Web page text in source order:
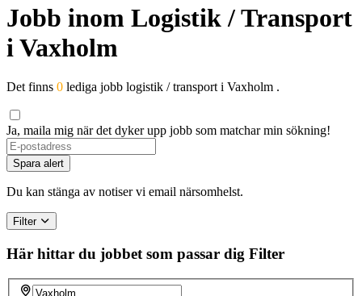
Jobb inom Logistik / Transport
i Vaxholm
Det finns 0 lediga jobb logistik / transport i Vaxholm .
Ja, maila mig när det dyker upp jobb som matchar min sökning!
If
you
are
a
ignore
this
field
Spara alert
Du kan stänga av notiser vi email närsomhelst.
Filter
Här hittar du jobbet som passar dig Filter